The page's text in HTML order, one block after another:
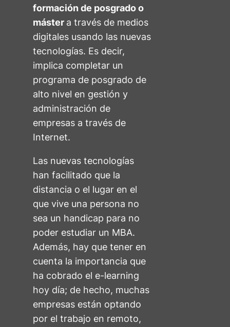
formación de posgrado o
máster a través de medios
digitales usando las nuevas
tecnologías. Es decir,
implica completar un
programa de posgrado de
alto nivel en gestión y
administración de
empresas a través de
Internet.
Las nuevas tecnologías
han facilitado que la
distancia o el lugar en el
que vive una persona no
sea un handicap para no
poder estudiar un MBA.
Además, hay que tener en
cuenta la importancia que
ha cobrado el e-learning
hoy día; de hecho, muchas
empresas están optando
por el trabajo en remoto,